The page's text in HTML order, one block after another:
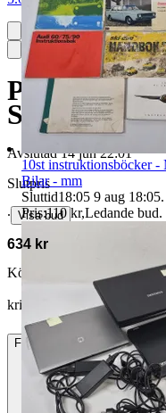
Parti fickur
Samling -
Avslutad 14 jun 22:01
Slutpris
∙ Visa bud
634 kr
Köparskydd är valfritt hos
kristiano2 vann auktionen
Frakt 89 kr DSV
10st instruktionsböcker
Bilar - mm
Sluttid18:05 9 aug 18:05.
Pris:110 kr,Ledande bud.